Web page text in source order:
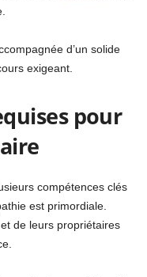
d’un solide
exigeant.
pour
compétences clés
est primordiale.
de leurs propriétaires